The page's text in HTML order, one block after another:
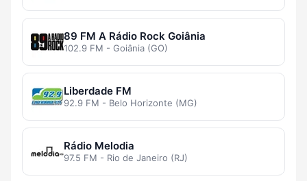
89 FM A Rádio Rock Goiânia
102.9 FM - Goiânia (GO)
Liberdade FM
92.9 FM - Belo Horizonte (MG)
Rádio Melodia
97.5 FM - Rio de Janeiro (RJ)